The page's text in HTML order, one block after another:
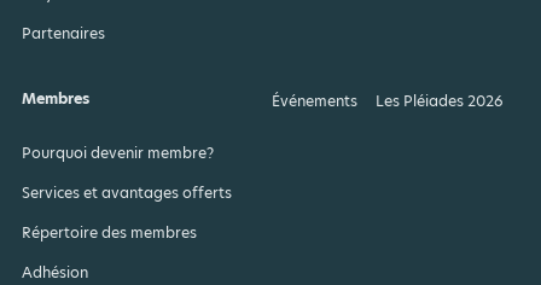
Partenaires
Membres
Pourquoi devenir membre?
Services et avantages offerts
Répertoire des membres
Adhésion
Événements Les Pléiades 2026